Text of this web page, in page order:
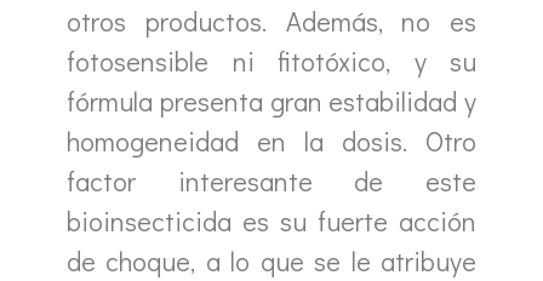
otros productos. Además, no es
fotosensible ni fitotóxico, y su
fórmula presenta gran estabilidad y
homogeneidad en la dosis. Otro
factor interesante de este
bioinsecticida es su fuerte acción
de choque, a lo que se le atribuye